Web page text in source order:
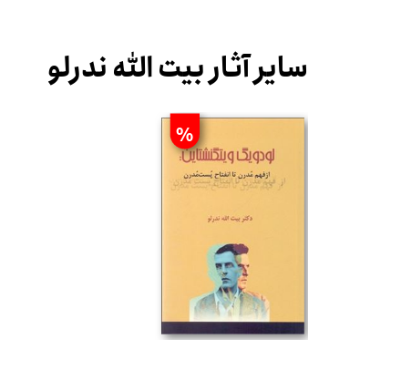
سایر آثار بیت الله ندرلو
%